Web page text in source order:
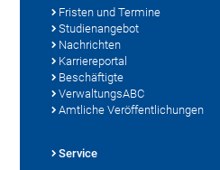
Fristen und Termine
Studienangebot
Nachrichten
Karriereportal
Beschäftigte
VerwaltungsABC
Amtliche Veröffentlichungen
Service